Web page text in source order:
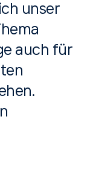
unser
auch für